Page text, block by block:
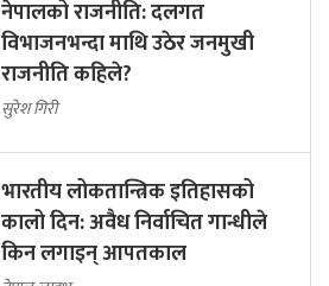
नेपालको राजनीति: दलगत
विभाजनभन्दा माथि उठेर जनमुखी
राजनीति कहिले?
सुरेश गिरी
भारतीय लोकतान्त्रिक इतिहासको
कालो दिन: अवैध निर्वाचित गान्धीले
किन लगाइन् आपतकाल